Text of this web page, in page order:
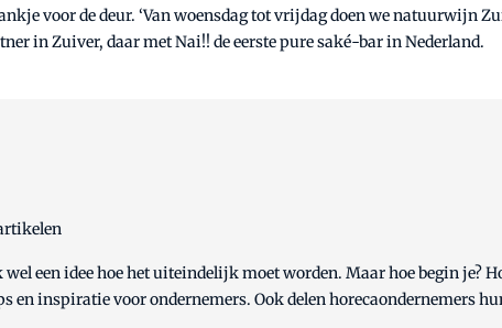
voor de deur. ‘Van woensdag tot vrijdag doen we natuurwijn
in Zuiver, daar met Nai!! de eerste pure saké-bar in Nederland.
een idee hoe het uiteindelijk moet worden. Maar hoe begin je?
en inspiratie voor ondernemers. Ook delen horecaondernemers